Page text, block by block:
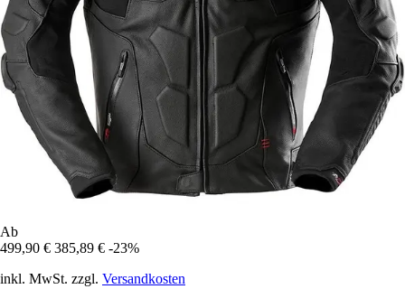
Ab
499,90 € 385,89 € -23%
inkl. MwSt. zzgl. Versandkosten